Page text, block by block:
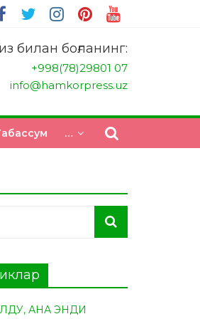
билан боғланинг:
+998(78)29801 07
info@hamkorpress.uz
…
АНА ЭНДИ